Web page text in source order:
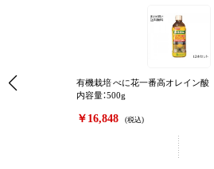
有機栽培 べに花一番高オレイン
内容量：500g
￥16,848 (税込)